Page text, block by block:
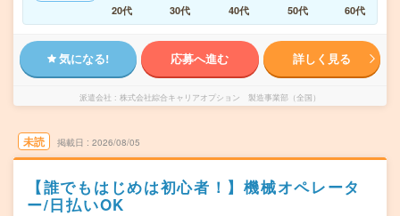
20代
30代 40代 50代 60代
気になる! 応募へ進む 詳しく見る
派遣会社 株式会社綜合キャリアオプション 製造事業部（全国）
未読 掲載日 2026/08/05
【誰でもはじめは初心者！】機械オペレータ
ー/日払いOK